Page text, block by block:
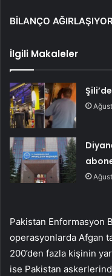
BİLANÇO
İlgili Makaleler
Pakistan Enformasyon
operasyonlarda Afgan
200’den fazla kişinin
ise Pakistan